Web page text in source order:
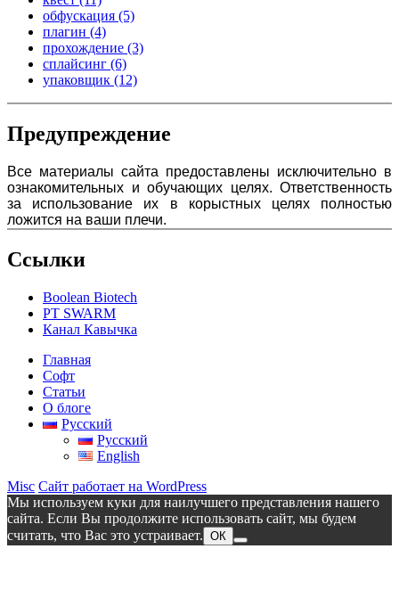
обфускация (5)
плагин (4)
прохождение (3)
сплайсинг (6)
упаковщик (12)
Предупреждение
Все материалы сайта предоставлены исключительно в
ознакомительных и обучающих целях. Ответственность
за использование их в корыстных целях полностью
ложится на ваши плечи.
Ссылки
Boolean Biotech
PT SWARM
Канал Кавычка
Главная
Софт
Статьи
О блоге
Русский
Русский
English
Misc Сайт работает на WordPress
Мы используем куки для наилучшего представления нашего
сайта. Если Вы продолжите использовать сайт, мы будем
считать, что Вас это устраивает. ОК